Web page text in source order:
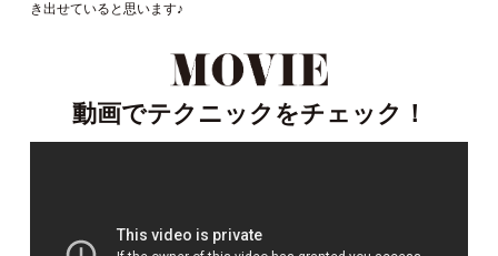
き出せていると思います♪
動画でテクニックをチェック！